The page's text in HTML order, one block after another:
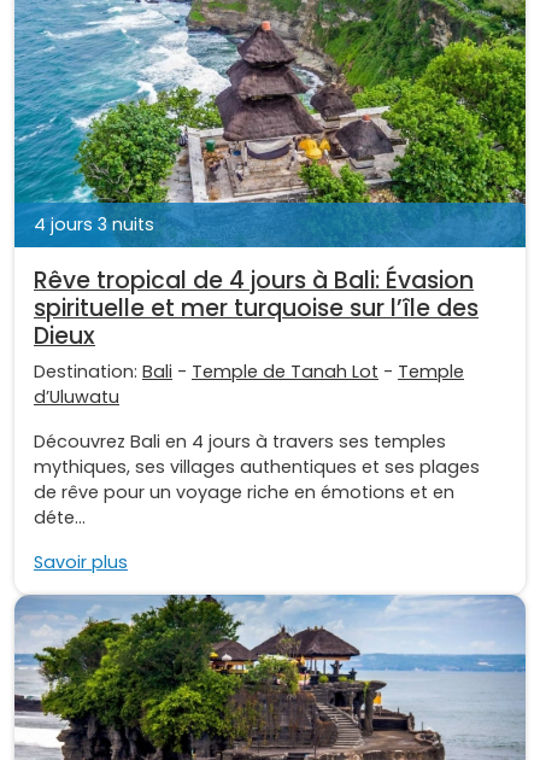
4 jours 3 nuits
Rêve tropical de 4 jours à Bali: Évasion
spirituelle et mer turquoise sur l’île des
Dieux
Destination: Bali - Temple de Tanah Lot - Temple
d’Uluwatu
Découvrez Bali en 4 jours à travers ses temples
mythiques, ses villages authentiques et ses plages
de rêve pour un voyage riche en émotions et en
déte...
Savoir plus